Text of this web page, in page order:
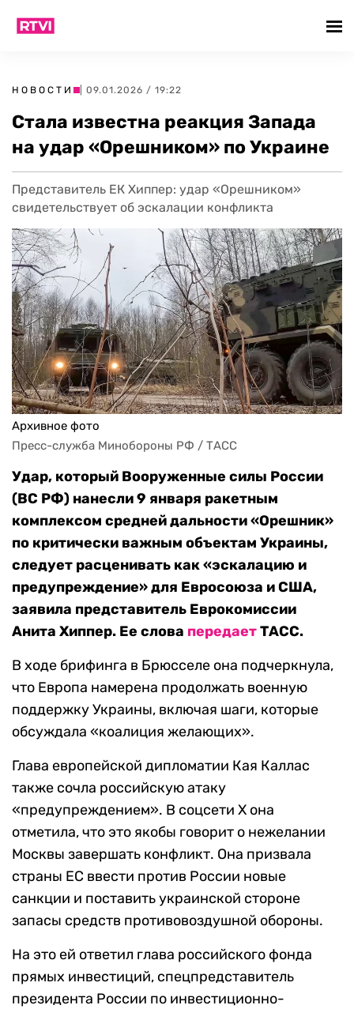
НОВОСТИ | 09.01.2026 / 19:22
Стала известна реакция Запада
на удар «Орешником» по Украине
Представитель ЕК Хиппер: удар «Орешником»
свидетельствует об эскалации конфликта
Архивное фото
Пресс-служба Минобороны РФ / ТАСС
Удар, который Вооруженные силы России
(ВС РФ) нанесли 9 января ракетным
комплексом средней дальности «Орешник»
по критически важным объектам Украины,
следует расценивать как «эскалацию и
предупреждение» для Евросоюза и США,
заявила представитель Еврокомиссии
Анита Хиппер. Ее слова передаетТАСС.
В ходе брифинга в Брюсселе она подчеркнула,
что Европа намерена продолжать военную
поддержку Украины, включая шаги, которые
обсуждала «коалиция желающих».
Глава европейской дипломатии Кая Каллас
также сочла российскую атаку
«предупреждением». В соцсети X она
отметила, что это якобы говорит о нежелании
Москвы завершать конфликт. Она призвала
страны ЕС ввести против России новые
санкции и поставить украинской стороне
запасы средств противовоздушной обороны.
На это ей ответил глава российского фонда
прямых инвестиций, спецпредставитель
президента России по инвестиционно-